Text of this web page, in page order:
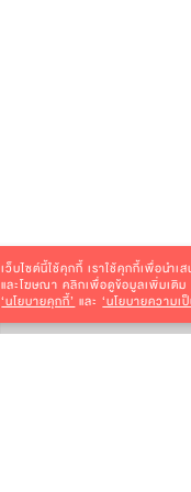
เว็บไซต์นี้ใช้คุกกี้ เราใช้คุกกี้เพื่อนำเ
และโฆษณา คลิกเพื่อดูข้อมูลเพิ่มเติม
‘นโยบายคุกกี้’ และ‘นโยบายความเ